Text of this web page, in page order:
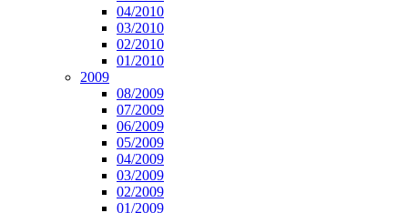
04/2010
03/2010
02/2010
01/2010
2009
08/2009
07/2009
06/2009
05/2009
04/2009
03/2009
02/2009
01/2009